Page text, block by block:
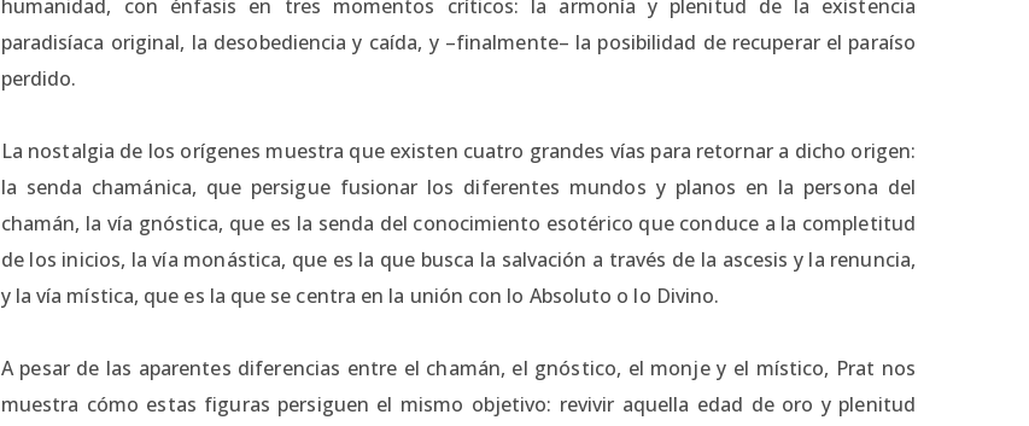
humanidad, con énfasis en tres momentos críticos: la armonía y plenitud de la existencia
paradisíaca original, la desobediencia y caída, y –finalmente– la posibilidad de recuperar el paraíso
perdido.
La nostalgia de los orígenes muestra que existen cuatro grandes vías para retornar a dicho origen:
la senda chamánica, que persigue fusionar los diferentes mundos y planos en la persona del
chamán, la vía gnóstica, que es la senda del conocimiento esotérico que conduce a la completitud
de los inicios, la vía monástica, que es la que busca la salvación a través de la ascesis y la renuncia,
y la vía mística, que es la que se centra en la unión con lo Absoluto o lo Divino.
A pesar de las aparentes diferencias entre el chamán, el gnóstico, el monje y el místico, Prat nos
muestra cómo estas figuras persiguen el mismo objetivo: revivir aquella edad de oro y plenitud